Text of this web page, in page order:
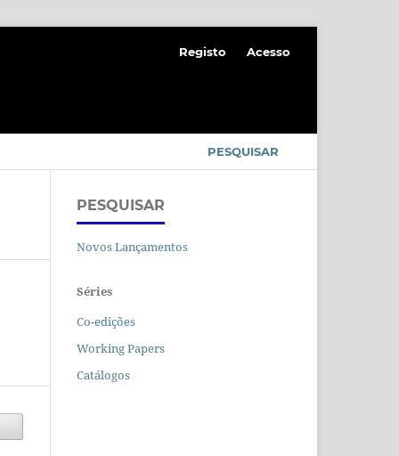
PESQUISAR
Registo Acesso
PESQUISAR
Novos Lançamentos
Séries
Co-edições
Working Papers
Catálogos